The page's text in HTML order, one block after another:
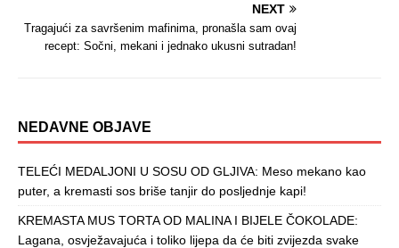
NEXT
Tragajući za savršenim mafinima, pronašla sam ovaj
recept: Sočni, mekani i jednako ukusni sutradan!
NEDAVNE OBJAVE
TELEĆI MEDALJONI U SOSU OD GLJIVA: Meso mekano kao
puter, a kremasti sos briše tanjir do posljednje kapi!
KREMASTA MUS TORTA OD MALINA I BIJELE ČOKOLADE:
Lagana, osvježavajuća i toliko lijepa da će biti zvijezda svake